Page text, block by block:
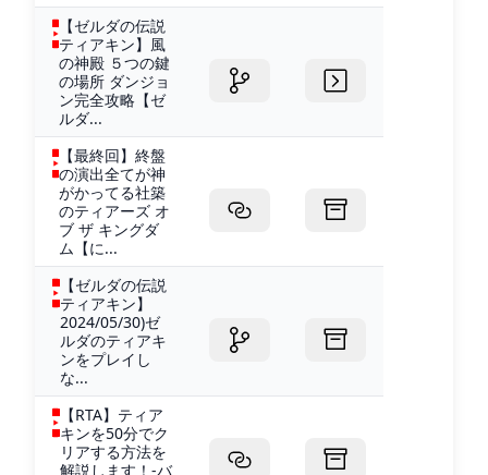
【ゼルダの伝説
ティアキン】風
の神殿 ５つの鍵
の場所 ダンジョ
ン完全攻略【ゼ
ルダ...
【最終回】終盤
の演出全てが神
がかってる社築
のティアーズ オ
ブ ザ キングダ
ム【に...
【ゼルダの伝説
ティアキン】
2024/05/30)ゼ
ルダのティアキ
ンをプレイし
な...
【RTA】ティア
キンを50分でク
リアする方法を
解説します！-バ